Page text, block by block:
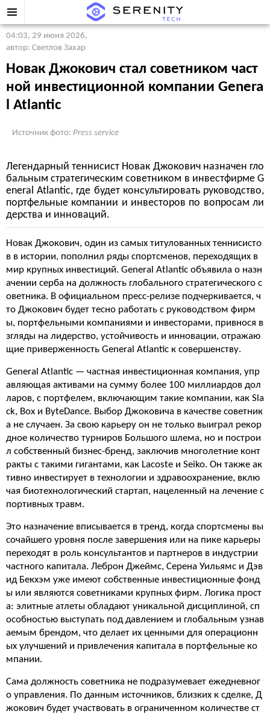
04:03, 29 июня 2026,
автор: Светлов Захар
Новак Джокович стал советником част
ной инвестиционной компании Genera
l Atlantic
Источник фото: Press service
Легендарный теннисист Новак Джокович назначен гло
бальным стратегическим советником в инвестфирме G
eneral Atlantic, где будет консультировать руководство,
портфельные компании и инвесторов по вопросам ли
дерства и инноваций.
Новак Джокович, один из самых титулованных теннисисто
в в истории, пополнил ряды спортсменов, переходящих в
мир крупных инвестиций. General Atlantic объявила о назн
ачении серба на должность глобального стратегического с
оветника. В официальном пресс-релизе подчеркивается, ч
то Джокович будет тесно работать с руководством фирм
ы, портфельными компаниями и инвесторами, привнося в
згляды на лидерство, устойчивость и инновации, отражаю
щие приверженность General Atlantic к совершенству.
General Atlantic — частная инвестиционная компания, упр
авляющая активами на сумму более 100 миллиардов дол
ларов, с портфелем, включающим такие компании, как Sla
ck, Box и ByteDance. Выбор Джоковича в качестве советник
а не случаен. За свою карьеру он не только выиграл рекор
дное количество турниров Большого шлема, но и построи
л собственный бизнес-бренд, заключив многолетние конт
ракты с такими гигантами, как Lacoste и Seiko. Он также ак
тивно инвестирует в технологии и здравоохранение, вклю
чая биотехнологический стартап, нацеленный на лечение с
портивных травм.
Это назначение вписывается в тренд, когда спортсмены вы
сочайшего уровня после завершения или на пике карьеры
переходят в роль консультантов и партнеров в индустрии
частного капитала. Леброн Джеймс, Серена Уильямс и Дэв
ид Бекхэм уже имеют собственные инвестиционные фонд
ы или являются советниками крупных фирм. Логика прост
а: элитные атлеты обладают уникальной дисциплиной, сп
особностью выступать под давлением и глобальным узнав
аемым брендом, что делает их ценными для операционн
ых улучшений и привлечения капитала в портфельные ко
мпании.
Сама должность советника не подразумевает ежедневног
о управления. По данным источников, близких к сделке, Д
жокович будет участвовать в ограниченном количестве ст